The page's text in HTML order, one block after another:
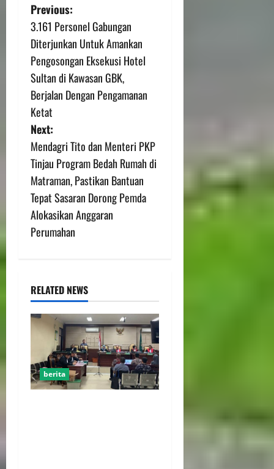
Previous:
3.161 Personel Gabungan
Diterjunkan Untuk Amankan
Pengosongan Eksekusi Hotel
Sultan di Kawasan GBK,
Berjalan Dengan Pengamanan
Ketat
Next:
Mendagri Tito dan Menteri PKP
Tinjau Program Bedah Rumah di
Matraman, Pastikan Bantuan
Tepat Sasaran Dorong Pemda
Alokasikan Anggaran
Perumahan
RELATED NEWS
berita